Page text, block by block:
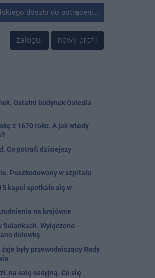
przez kierującego Mercedesem.
zaloguj nowy profil
Ostatni budynek Osiedla
z 1670 roku. A jak wtedy
Co potrafi dzisiejszy
Poszkodowany w szpitalu
kapel spotkało się w
na krajówce
Wyłączono
dolewkę
były przewodniczący Rady
na salę sesyjną. Co się